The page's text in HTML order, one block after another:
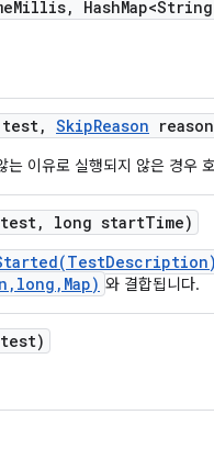
Millis, HashMap<String
test, SkipReason
이유로 실행되지 않은 경우
test, long startTime)
와 결합됩니다.
test)